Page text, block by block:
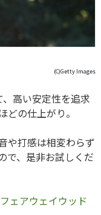
(C)Getty Images
高い安定性を追求
の仕上がり。
や打感は相変わらず
で、是非お試しくだ
フェアウェイウッド